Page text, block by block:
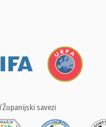
savezi